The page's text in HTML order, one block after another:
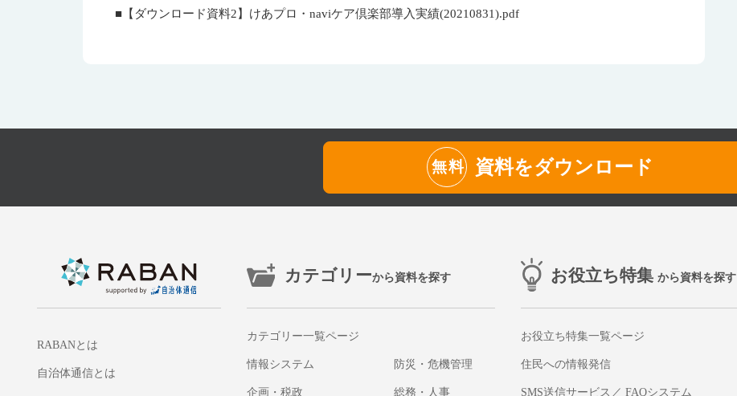
■【ダウンロード資料2】けあプロ・naviケア倶楽部導入実績(20210831).pdf
無料 資料をダウンロード
RABANとは
自治体通信とは
カテゴリーから資料を探す
カテゴリー一覧ページ
情報システム
企画・税政
防災・危機管理
総務・人事
お役立ち特集 から資料を探す
お役立ち特集一覧ページ
住民への情報発信
SMS送信サービス／ FAQシステム